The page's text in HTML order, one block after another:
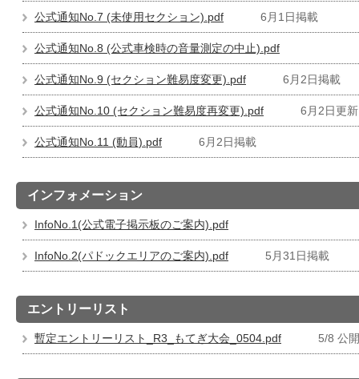
公式通知No.7 (未使用セクション).pdf 6月1日掲載
公式通知No.8 (公式車検時の音量測定の中止).pdf
公式通知No.9 (セクション難易度変更).pdf 6月2日掲載
公式通知No.10 (セクション難易度再変更).pdf 6月2日更新
公式通知No.11 (動員).pdf 6月2日掲載
インフォメーション
InfoNo.1(公式電子掲示板のご案内).pdf
InfoNo.2(パドックエリアのご案内).pdf 5月31日掲載
エントリーリスト
暫定エントリーリスト_R3_もてぎ大会_0504.pdf 5/8 公開